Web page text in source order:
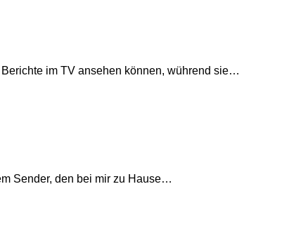
im TV ansehen können, wührend sie…
Sender, den bei mir zu Hause…